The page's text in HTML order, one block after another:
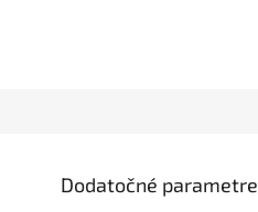
Dodatočné parametre